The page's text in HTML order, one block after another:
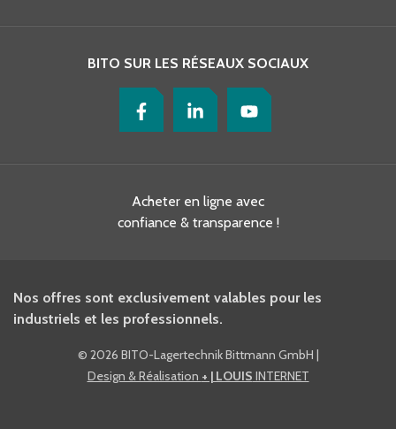
BITO SUR LES RÉSEAUX SOCIAUX
Acheter en ligne avec
confiance & transparence !
Nos offres sont exclusivement valables pour les
industriels et les professionnels.
© 2026 BITO-Lagertechnik Bittmann GmbH |
Design & Réalisation + | LOUIS INTERNET